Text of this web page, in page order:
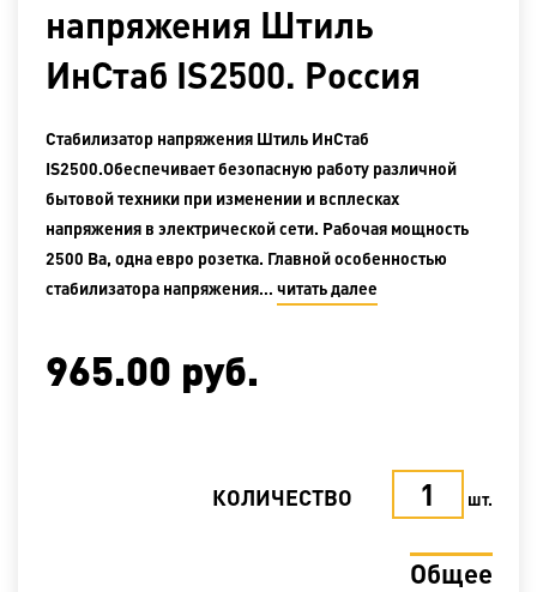
напряжения Штиль
ИнСтаб IS2500. Россия
Стабилизатор напряжения Штиль ИнСтаб
IS2500.Обеспечивает безопасную работу различной
бытовой техники при изменении и всплесках
напряжения в электрической сети. Рабочая мощность
2500 Ва, одна евро розетка. Главной особенностью
стабилизатора напряжения… читать далее
965.00 руб.
КОЛИЧЕСТВО шт.
Общее